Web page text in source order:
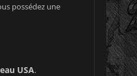
possédez une
USA.